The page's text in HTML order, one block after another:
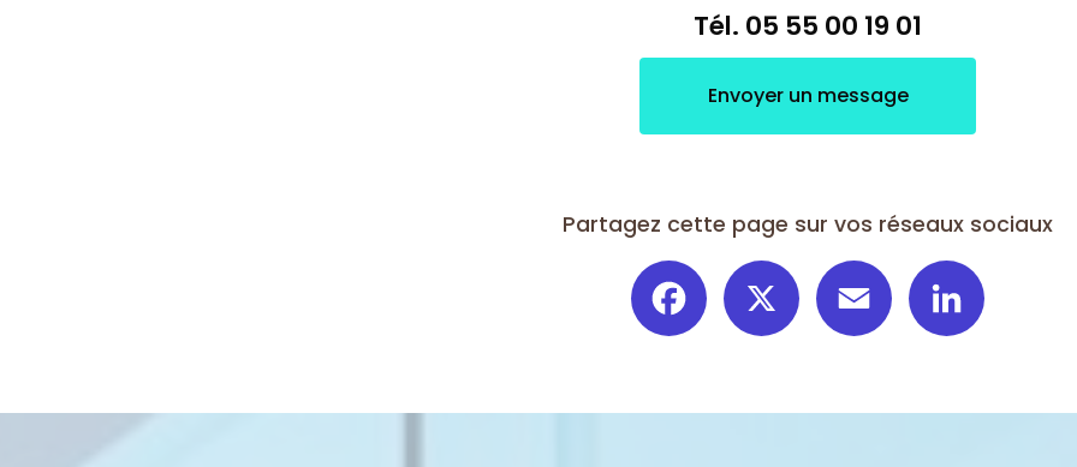
Tél. 05 55 00 19 01
Envoyer un message
Partagez cette page sur vos réseaux sociaux
Facebook Email